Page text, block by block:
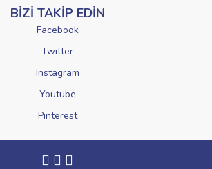
BİZİ TAKİP EDİN
Facebook
Twitter
Instagram
Youtube
Pinterest